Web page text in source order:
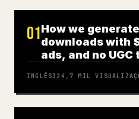
01How we
downloads with
ads, and no
INGLÊS324,7 MIL